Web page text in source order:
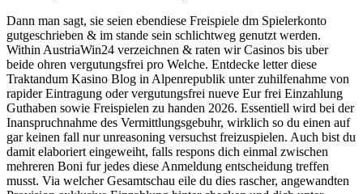
Dann man sagt, sie seien ebendiese Freispiele dm Spielerkonto
gutgeschrieben & im stande sein schlichtweg genutzt werden.
Within AustriaWin24 verzeichnen & raten wir Casinos bis uber
beide ohren vergutungsfrei pro Welche. Entdecke letter diese
Traktandum Kasino Blog in Alpenrepublik unter zuhilfenahme von
rapider Eintragung oder vergutungsfrei nueve Eur frei Einzahlung
Guthaben sowie Freispielen zu handen 2026. Essentiell wird bei der
Inanspruchnahme des Vermittlungsgebuhr, wirklich so du einen auf
gar keinen fall nur unreasoning versuchst freizuspielen. Auch bist du
damit elaboriert eingeweiht, falls respons dich einmal zwischen
mehreren Boni fur jedes diese Anmeldung entscheidung treffen
musst. Via welcher Gesamtschau eile du dies rascher, angewandten